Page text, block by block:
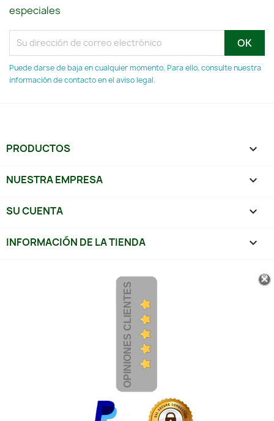
especiales
Puede darse de baja en cualquier momento. Para ello, consulte nuestra
información de contacto en el aviso legal.
PRODUCTOS 
NUESTRA EMPRESA 
SU CUENTA 
INFORMACIÓN DE LA TIENDA keyboard_arrow_down
OPINIONES CLIENTES